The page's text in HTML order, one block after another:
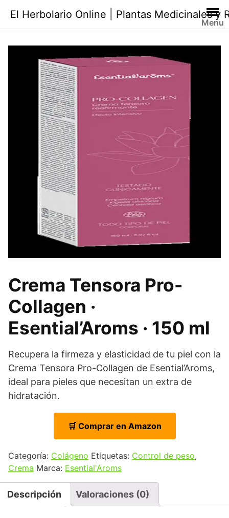
contenido
El Herbolario Online | Plantas Medicinales y
Menu
Crema Tensora Pro-
Collagen ·
Esential’Aroms · 150 ml
Recupera la firmeza y elasticidad de tu piel con la
Crema Tensora Pro-Collagen de Esential’Aroms,
ideal para pieles que necesitan un extra de
hidratación.
🛒 Comprar en Amazon
Categoría: Colágeno Etiquetas: Control de peso,
Crema Marca: Esential'Aroms
Descripción Valoraciones (0)